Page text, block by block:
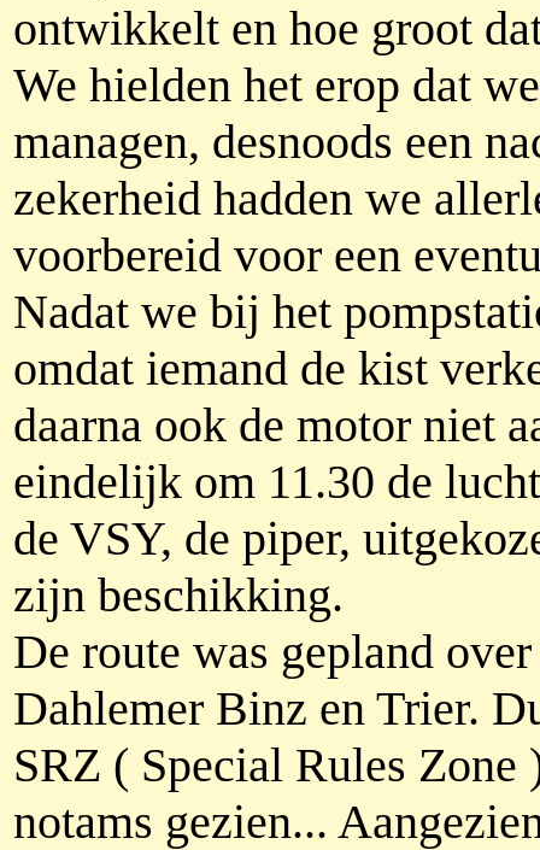
ontwikkelt en hoe groot
We hielden het erop dat
managen, desnoods een
zekerheid hadden we
voorbereid voor een
Nadat we bij het
omdat iemand de kist
daarna ook de motor niet
eindelijk om 11.30 de
de VSY, de piper,
zijn beschikking.
De route was gepland
Dahlemer Binz en Trier.
SRZ ( Special Rules
notams gezien...